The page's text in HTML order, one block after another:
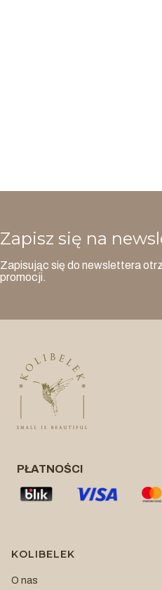
Zapisz się na
Zapisując się do newslettera
promocji.
PŁATNOŚCI
Linki w stopce
KOLIBELEK
O nas